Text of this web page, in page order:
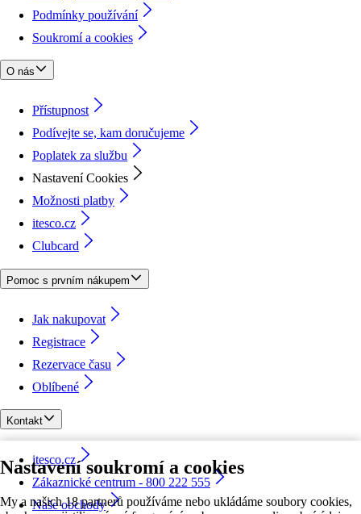
Nastavení soukromí a cookies
My a našich 18 partnerů používáme nebo ukládáme soubory cookies,
Podmínky používání
Soukromí a cookies
O nás
Přístupnost
Podívejte se, kam doručujeme
Poplatek za službu
Nastavení Cookies
Možnosti platby
itesco.cz
Clubcard
Pomoc s prvním nákupem
Jak nakupovat
Registrace
Rezervace času
Oblíbené
Kontakt
itesco.cz
Zákaznické centrum - 800 222 555
Naše obchody